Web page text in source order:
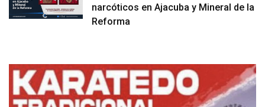
narcóticos en Ajacuba y Mineral de la
Reforma